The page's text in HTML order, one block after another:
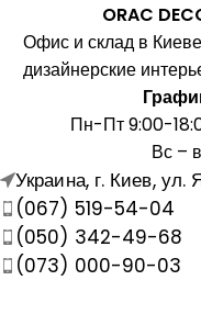
ORAC
Офис и склад в
дизайнерские
Пн-Пт 9:00-
Вс –
Украина, г. Киев, ул.
(067) 519-54-04
(050) 342-49-68
(073) 000-90-03